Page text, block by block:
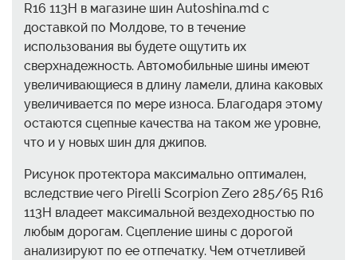
R16 113H в магазине шин Autoshina.md с
доставкой по Молдове, то в течение
использования вы будете ощутить их
сверхнадежность. Автомобильные шины имеют
увеличивающиеся в длину ламели, длина каковых
увеличивается по мере износа. Благодаря этому
остаются сцепные качества на таком же уровне,
что и у новых шин для джипов.
Рисунок протектора максимально оптимален,
вследствие чего Pirelli Scorpion Zero 285/65 R16
113H владеет максимальной вездеходностью по
любым дорогам. Сцепление шины с дорогой
анализируют по ее отпечатку. Чем отчетливей